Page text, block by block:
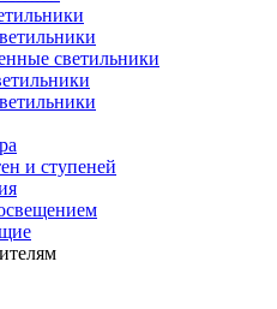
светильники
и ступеней